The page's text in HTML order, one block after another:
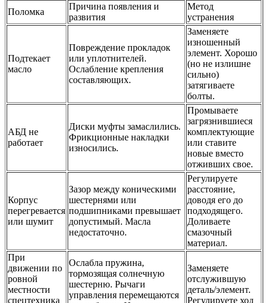
Поломка
Причина появления и
развития
Метод
устранения
Подтекает
масло
Повреждение прокладок
или уплотнителей.
Ослабление крепления
составляющих.
Заменяете
изношенный
элемент. Хорошо
(но не излишне
сильно)
затягиваете
болты.
АБД не
работает
Диски муфты замаслились.
Фрикционные накладки
износились.
Промываете
загрязнившиеся
комплектующие
или ставите
новые вместо
отживших свое.
Корпус
перегревается
или шумит
Зазор между коническими
шестернями или
подшипниками превышает
допустимый. Масла
недостаточно.
Регулируете
расстояние,
доводя его до
подходящего.
Доливаете
смазочный
материал.
При
движении по
ровной
местности
спецтехника
Ослабла пружина,
тормозящая солнечную
шестерню. Рычаги
управления перемещаются
Заменяете
отслужившую
деталь/элемент.
Регулируете ход